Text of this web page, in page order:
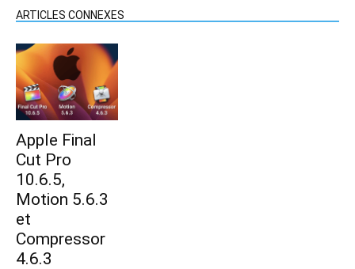
ARTICLES CONNEXES
Apple Final
Cut Pro
10.6.5,
Motion 5.6.3
et
Compressor
4.6.3